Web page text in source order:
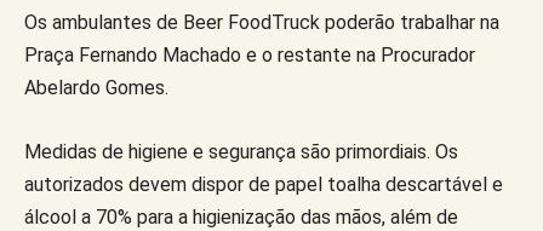
Os ambulantes de Beer FoodTruck poderão trabalhar na
Praça Fernando Machado e o restante na Procurador
Abelardo Gomes.
Medidas de higiene e segurança são primordiais. Os
autorizados devem dispor de papel toalha descartável e
álcool a 70% para a higienização das mãos, além de